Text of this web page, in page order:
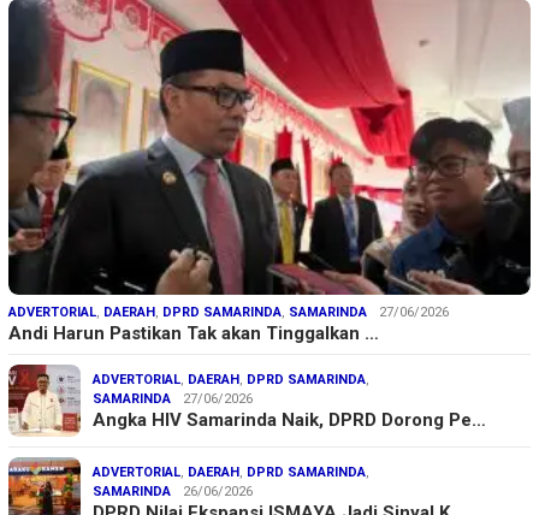
ADVERTORIAL, DAERAH, DPRD SAMARINDA, SAMARINDA 27/06/2026
Andi Harun Pastikan Tak akan Tinggalkan …
ADVERTORIAL, DAERAH, DPRD SAMARINDA,
SAMARINDA
27/06/2026
Angka HIV Samarinda Naik, DPRD Dorong Pe…
ADVERTORIAL, DAERAH, DPRD SAMARINDA,
SAMARINDA
26/06/2026